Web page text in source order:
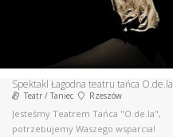
Spektakl Łagodna teatru tańca O.de.la
Teatr / Taniec Rzeszów
Jesteśmy Teatrem Tańca "O.de.la",
potrzebujemy Waszego wsparcia!